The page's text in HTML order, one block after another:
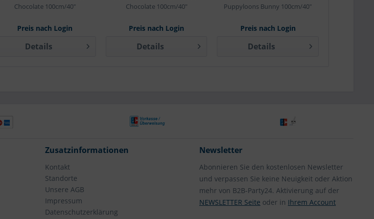
Chocolate 100cm/40"
Preis nach Login
Details
Chocolate 100cm/40"
Preis nach Login
Details
Puppyloons Bunny 100cm/40"
Preis nach Login
Details
Zusatzinformationen
Kontakt
Standorte
Unsere AGB
Impressum
Datenschutzerklärung
Newsletter
Abonnieren Sie den kostenlosen Newsletter
und verpassen Sie keine Neuigkeit oder Aktion
mehr von B2B-Party24. Aktivierung auf der
NEWSLETTER Seite oder in Ihrem Account